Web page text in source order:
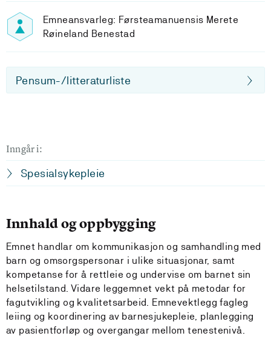
Emneansvarleg: Førsteamanuensis Merete
Røineland Benestad
Pensum-/litteraturliste
Inngår i:
Spesialsykepleie
Innhald og oppbygging
Emnet handlar om kommunikasjon og samhandling med
barn og omsorgspersonar i ulike situasjonar, samt
kompetanse for å rettleie og undervise om barnet sin
helsetilstand. Vidare leggemnet vekt på metodar for
fagutvikling og kvalitetsarbeid. Emnevektlegg fagleg
leiing og koordinering av barnesjukepleie, planlegging
av pasientforløp og overgangar mellom tenestenivå.